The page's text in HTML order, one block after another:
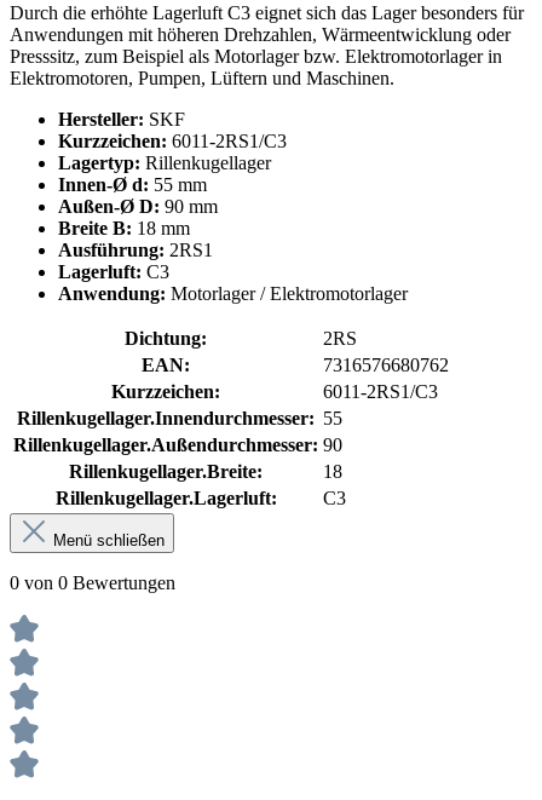
Durch die erhöhte Lagerluft C3 eignet sich das Lager besonders für
Anwendungen mit höheren Drehzahlen, Wärmeentwicklung oder
Presssitz, zum Beispiel als Motorlager bzw. Elektromotorlager in
Elektromotoren, Pumpen, Lüftern und Maschinen.
Hersteller: SKF
Kurzzeichen: 6011-2RS1/C3
Lagertyp: Rillenkugellager
Innen-Ø d: 55 mm
Außen-Ø D: 90 mm
Breite B: 18 mm
Ausführung: 2RS1
Lagerluft: C3
Anwendung: Motorlager / Elektromotorlager
Dichtung:
2RS
EAN:
7316576680762
Kurzzeichen:
6011-2RS1/C3
Rillenkugellager.Innendurchmesser: 55
Rillenkugellager.Außendurchmesser: 90
Rillenkugellager.Breite:
18
Rillenkugellager.Lagerluft:
C3
Menü schließen
0 von 0 Bewertungen